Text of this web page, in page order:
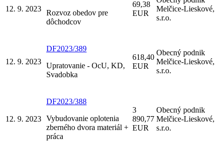
12. 9. 2023 Rozvoz obedov pre
dôchodcov
69,38
EUR
Melčice-Lieskové,
s.r.o.
12. 9. 2023
DF2023/389
Upratovanie - OcU, KD,
Svadobka
618,40
EUR
Obecný podnik
Melčice-Lieskové,
s.r.o.
12. 9. 2023
DF2023/388
Vybudovanie oplotenia
zberného dvora materiál +
práca
3
890,77
EUR
Obecný podnik
Melčice-Lieskové,
s.r.o.